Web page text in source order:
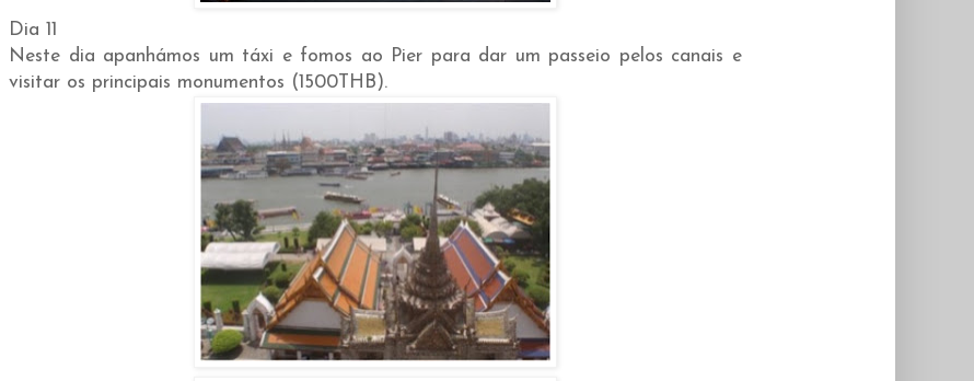
Dia 11
Neste dia apanhámos um táxi e fomos ao Pier para dar um passeio pelos canais e
visitar os principais monumentos (1500THB).